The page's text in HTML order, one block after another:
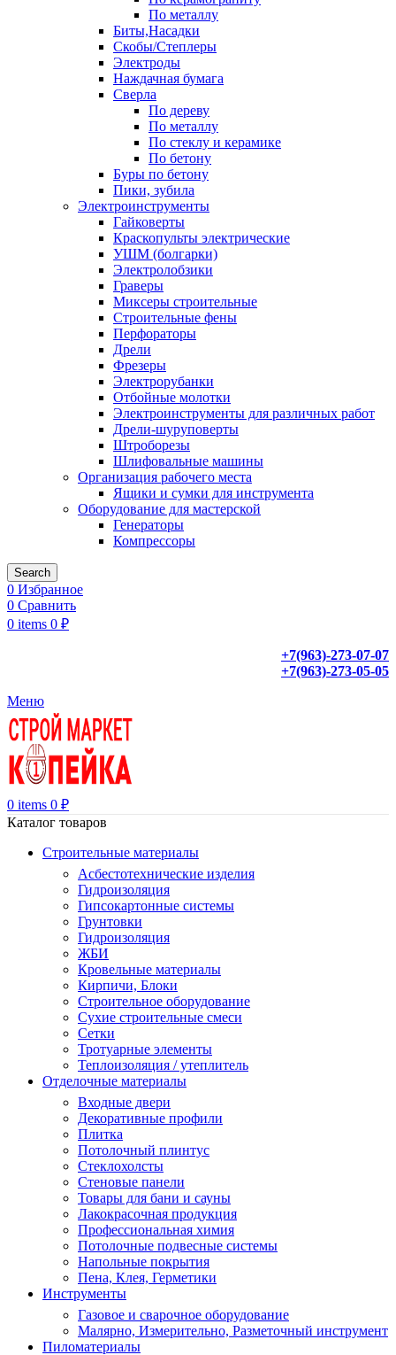
По металлу
Биты,Насадки
Скобы/Степлеры
Электроды
Наждачная бумага
Сверла
По дереву
По металлу
По стеклу и керамике
По бетону
Буры по бетону
Пики, зубила
Электроинструменты
Гайковерты
Краскопульты электрические
УШМ (болгарки)
Электролобзики
Граверы
Миксеры строительные
Строительные фены
Перфораторы
Дрели
Фрезеры
Электрорубанки
Отбойные молотки
Электроинструменты для различных работ
Дрели-шуруповерты
Штроборезы
Шлифовальные машины
Организация рабочего места
Ящики и сумки для инструмента
Оборудование для мастерской
Генераторы
Компрессоры
Search
0 Избранное
0 Сравнить
0 items 0 ₽
+7(963)-273-07-07
+7(963)-273-05-05
Меню
0 items 0 ₽
Каталог товаров
Строительные материалы
Асбестотехнические изделия
Гидроизоляция
Гипсокартонные системы
Грунтовки
Гидроизоляция
ЖБИ
Кровельные материалы
Кирпичи, Блоки
Строительное оборудование
Сухие строительные смеси
Сетки
Тротуарные элементы
Теплоизоляция / утеплитель
Отделочные материалы
Входные двери
Декоративные профили
Плитка
Потолочный плинтус
Стеклохолсты
Стеновые панели
Товары для бани и сауны
Лакокрасочная продукция
Профессиональная химия
Потолочные подвесные системы
Напольные покрытия
Пена, Клея, Герметики
Инструменты
Газовое и сварочное оборудование
Малярно, Измерительно, Разметочный инструмент
Пиломатериалы